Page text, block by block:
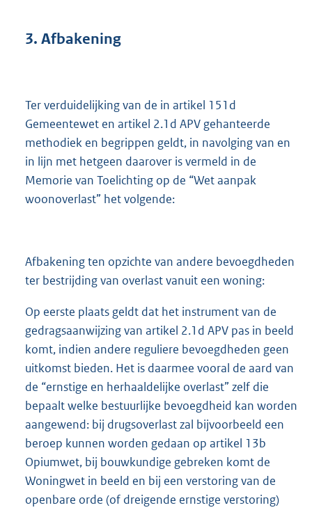
3. Afbakening
Ter verduidelijking van de in artikel 151d
Gemeentewet en artikel 2.1d APV gehanteerde
methodiek en begrippen geldt, in navolging van en
in lijn met hetgeen daarover is vermeld in de
Memorie van Toelichting op de “Wet aanpak
woonoverlast” het volgende:
Afbakening ten opzichte van andere bevoegdheden
ter bestrijding van overlast vanuit een woning:
Op eerste plaats geldt dat het instrument van de
gedragsaanwijzing van artikel 2.1d APV pas in beeld
komt, indien andere reguliere bevoegdheden geen
uitkomst bieden. Het is daarmee vooral de aard van
de “ernstige en herhaaldelijke overlast” zelf die
bepaalt welke bestuurlijke bevoegdheid kan worden
aangewend: bij drugsoverlast zal bijvoorbeeld een
beroep kunnen worden gedaan op artikel 13b
Opiumwet, bij bouwkundige gebreken komt de
Woningwet in beeld en bij een verstoring van de
openbare orde (of dreigende ernstige verstoring)